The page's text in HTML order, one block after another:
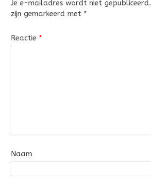
Je e-mailadres wordt niet gepubliceerd.
zijn gemarkeerd met *
Reactie *
Naam